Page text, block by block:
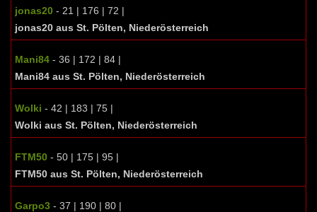
jonas20 - 21 | 176 | 72 |
jonas20 aus St. Pölten, Niederösterreich
Mani84 - 36 | 172 | 84 |
Mani84 aus St. Pölten, Niederösterreich
Wolki - 42 | 183 | 75 |
Wolki aus St. Pölten, Niederösterreich
FTM50 - 50 | 175 | 95 |
FTM50 aus St. Pölten, Niederösterreich
Garpo3 - 37 | 190 | 80 |